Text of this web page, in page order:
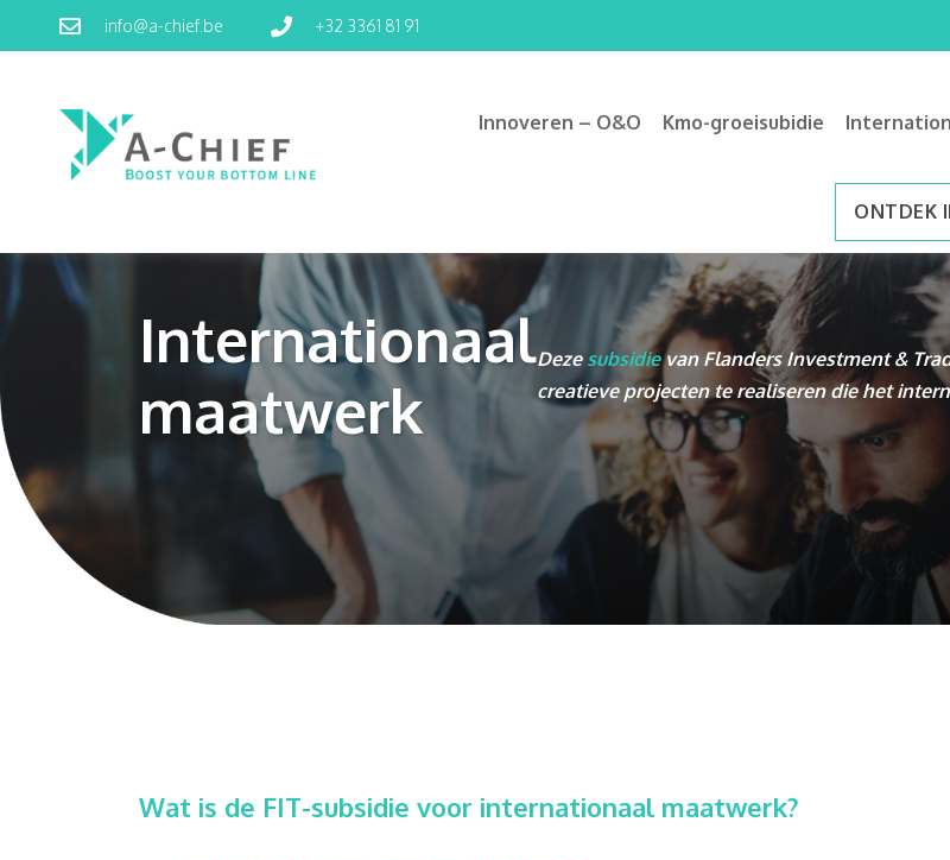
info@a-chief.be +32 3361 81 91
Innoveren – O&O
Kmo-groeisubidie
ONTDEK
Internationaal
maatwerk
Deze subsidievan Flanders Investment &
creatieve projecten te realiseren die het
Wat is de FIT-subsidie voor internationaal maatwerk?